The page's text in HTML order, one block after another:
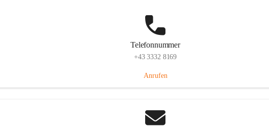
Telefonnummer
+43 3332 8169
Anrufen